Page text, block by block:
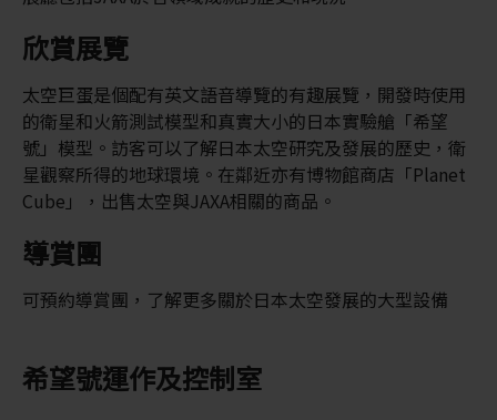
欣賞展覽
太空巨蛋是個配有英文語音導覽的有趣展覽，開發時使用
的衛星和火箭測試模型和真實大小的日本實驗艙「希望
號」模型。訪客可以了解日本太空研究及發展的歷史，衛
星觀察所得的地球環境。在鄰近亦有博物館商店「Planet
Cube」，出售太空與JAXA相關的商品。
導賞團
可預約導賞團，了解更多關於日本太空發展的大型設備
希望號運作及控制室